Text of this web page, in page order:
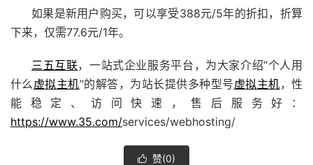
如果是新用户购买，可以享受388元/5年的折扣，折算
下来，仅需77.6元/1年。
三五互联，一站式企业服务平台，为大家介绍“个人用
什么虚拟主机”的解答，为站长提供多种型号虚拟主机，性
能稳定、访问快速，售后服务好：
https://www.35.com/services/webhosting/
 赞(0)